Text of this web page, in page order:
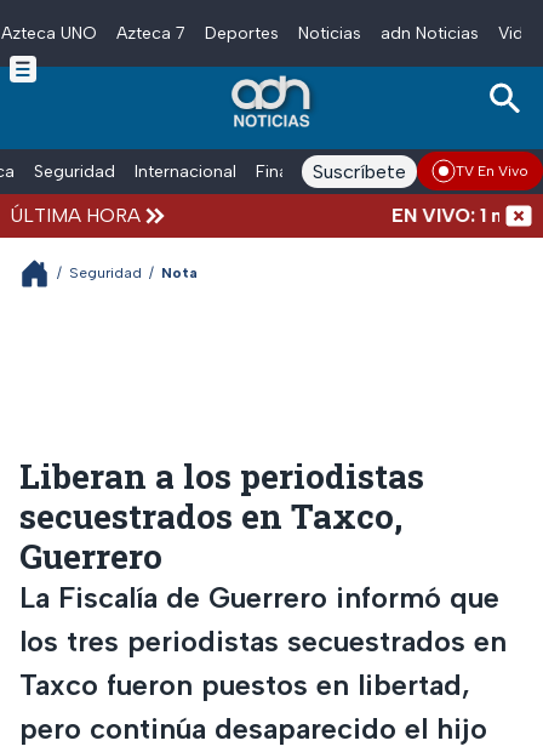
Skip to main content
Azteca UNO Azteca 7 Deportes Noticias adn Noticias
Seguridad Internacional Finanzas adn Noticias Radio
Suscríbete TV En Vivo
ÚLTIMA HORA EN VIVO: 1
/ Seguridad / Nota
Liberan a los periodistas
secuestrados en Taxco,
Guerrero
La Fiscalía de Guerrero informó que
los tres periodistas secuestrados en
Taxco fueron puestos en libertad,
pero continúa desaparecido el hijo